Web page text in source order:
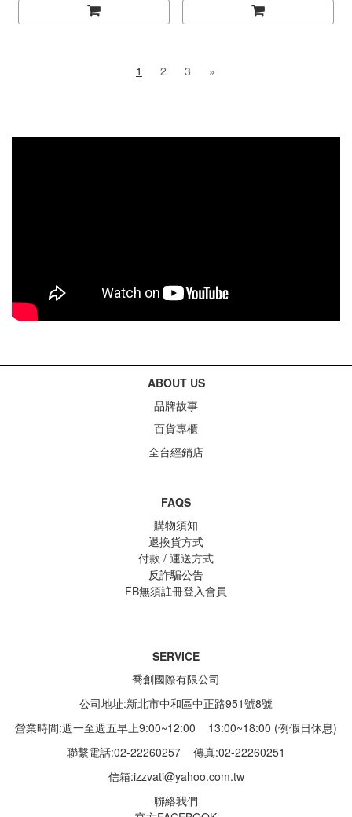
1 2 3 »
ABOUT US
品牌故事
百貨專櫃
全台經銷店
FAQS
購物須知
退換貨方式
付款 / 運送方式
反詐騙公告
FB無須註冊登入會員
SERVICE
喬創國際有限公司
公司地址:新北市中和區中正路951號8號
營業時間:週一至週五早上9:00~12:00 13:00~18:00 (例假日休息)
聯繫電話:02-22260257 傳真:02-22260251
信箱:izzvati@yahoo.com.tw
聯絡我們